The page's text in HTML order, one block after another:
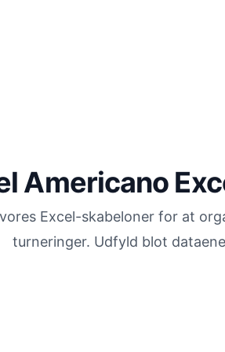
Americano
Excel-skabeloner for at
turneringer. Udfyld blot